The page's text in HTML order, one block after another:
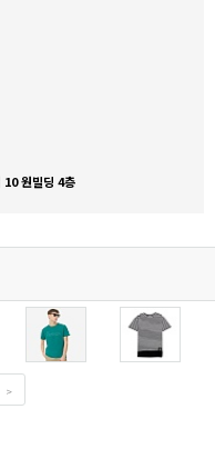
10 원빌딩 4층
>